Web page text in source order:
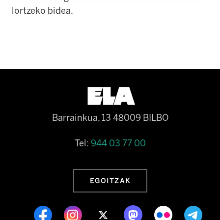
lortzeko bidea.
Barrainkua, 13 48009 BILBO
Tel: 944 03 77 00
EGOITZAK